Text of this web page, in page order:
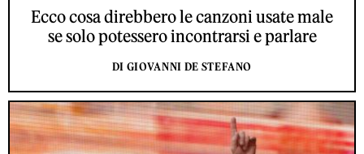
Ecco cosa direbbero le canzoni usate male
se solo potessero incontrarsi e parlare
DI GIOVANNI DE STEFANO